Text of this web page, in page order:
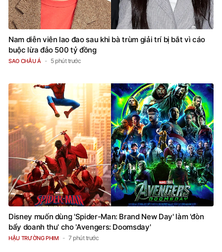
Nam diễn viên lao đao sau khi bà trùm giải trí bị bắt vì cáo
buộc lừa đảo 500 tỷ đồng
SAO CHÂU Á 5 phút trước
Disney muốn dùng 'Spider-Man: Brand New Day' làm 'đòn
bẩy doanh thu' cho 'Avengers: Doomsday'
HẬU TRƯỜNG PHIM 7 phút trước